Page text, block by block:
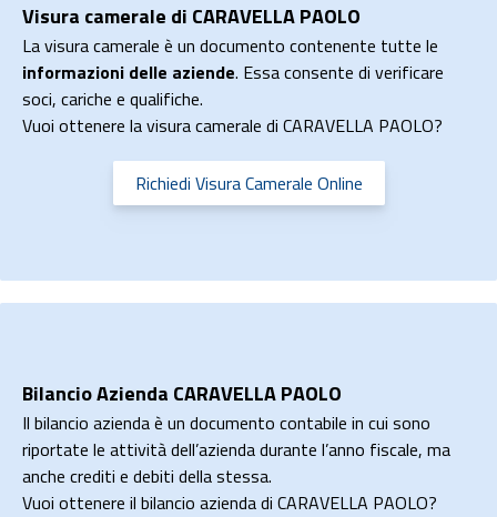
Visura camerale di CARAVELLA PAOLO
La visura camerale è un documento contenente tutte le
informazioni delle aziende. Essa consente di verificare
soci, cariche e qualifiche.
Vuoi ottenere la visura camerale di CARAVELLA PAOLO?
Richiedi Visura Camerale Online
Bilancio Azienda CARAVELLA PAOLO
Il bilancio azienda è un documento contabile in cui sono
riportate le attività dell’azienda durante l’anno fiscale, ma
anche crediti e debiti della stessa.
Vuoi ottenere il bilancio azienda di CARAVELLA PAOLO?